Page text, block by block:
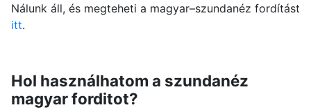
Nálunk áll, és megteheti a magyar–szundanéz fordítást
itt.
Hol használhatom a szundanéz
magyar forditot?